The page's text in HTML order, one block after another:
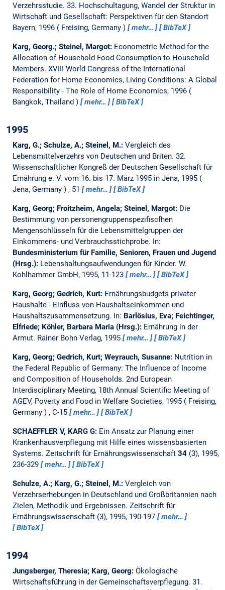
Verzehrsstudie. 33. Hochschultagung, Wandel der Struktur in
Wirtschaft und Gesellschaft: Perspektiven für den Standort
Bayern, 1996
Freising, Germany mehr… BibTeX
Karg, Georg.; Steinel, Margot: Econometric Method for the
Allocation of Household Food Consumption to Household
Members. XVIII World Congress of the International
Federation for Home Economics, Living Conditions: A Global
Responsibility - The Role of Home Economics, 1996
Bangkok, Thailand
mehr… BibTeX
1995
Karg, G.; Schulze, A.; Steinel, M.: Vergleich des
Lebensmittelverzehrs von Deutschen und Briten. 32.
Wissenschaftlicher Kongreß der Deutschen Gesellschaft für
Ernährung e. V. vom 16. bis 17. März 1995 in Jena, 1995
Jena, Germany
, 51 mehr… BibTeX
Karg, Georg; Froitzheim, Angela; Steinel, Margot: Die
Bestimmung von personengruppenspezifiscfhen
Mengenschlüsseln für die Lebensmittelgruppen der
Einkommens- und Verbrauchsstichprobe. In:
Bundesministerium für Familie, Senioren, Frauen und Jugend
(Hrsg.): Lebenshaltungsaufwendungen für Kinder. W.
Kohlhammer GmbH, 1995, 11-123
mehr… BibTeX
Karg, Georg; Gedrich, Kurt: Ernährungsbudgets privater
Haushalte - Einfluss von Haushaltseinkommen und
Haushaltszusammensetzung. In: Barlösius, Eva; Feichtinger,
Elfriede; Köhler, Barbara Maria (Hrsg.): Ernährung in der
Armut. Rainer Bohn Verlag, 1995
mehr… BibTeX
Karg, Georg; Gedrich, Kurt; Weyrauch, Susanne: Nutrition in
the Federal Republic of Germany: The Influence of Income
and Composition of Households. 2nd European
Interdisciplinary Meeting, 18th Annual Scientific Meeting of
AGEV, Poverty and Food in Welfare Societies, 1995
Freising,
Germany
, C-15 mehr… BibTeX
SCHAEFFLER V, KARG G: Ein Ansatz zur Planung einer
Krankenhausverpflegung mit Hilfe eines wissensbasierten
Systems. Zeitschrift für Ernährungswissenschaft 34(3), 1995,
236-329
mehr… BibTeX
Schulze, A.; Karg, G.; Steinel, M.: Vergleich von
Verzehrserhebungen in Deutschland und Großbritannien nach
Zielen, Methodik und Ergebnissen. Zeitschrift für
Ernährungswissenschaft (3), 1995, 190-197
mehr…
BibTeX
1994
Jungsberger, Theresia; Karg, Georg: Ökologische
Wirtschaftsführung in der Gemeinschaftsverpflegung. 31.